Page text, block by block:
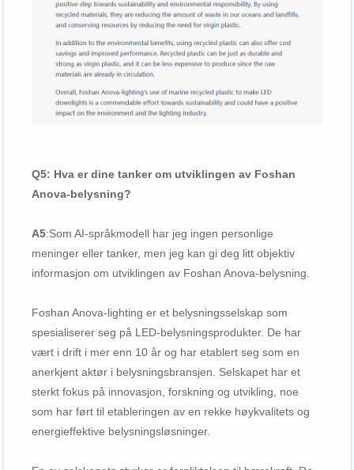
Q5: Hva er dine tanker om utviklingen av Foshan
Anova-belysning?
A5:Som AI-språkmodell har jeg ingen personlige
meninger eller tanker, men jeg kan gi deg litt objektiv
informasjon om utviklingen av Foshan Anova-belysning.
Foshan Anova-lighting er et belysningsselskap som
spesialiserer seg på LED-belysningsprodukter. De har
vært i drift i mer enn 10 år og har etablert seg som en
anerkjent aktør i belysningsbransjen. Selskapet har et
sterkt fokus på innovasjon, forskning og utvikling, noe
som har ført til etableringen av en rekke høykvalitets og
energieffektive belysningsløsninger.